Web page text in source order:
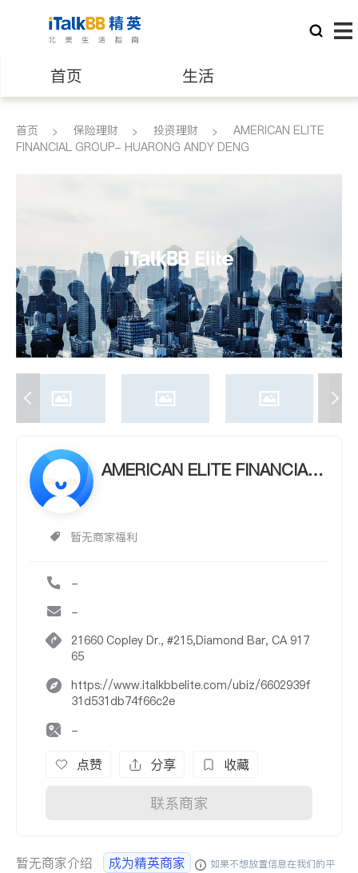
首页 生活
医生 律师
养老 非盈利组织
首页 保险理财 投资理财
AMERICAN ELITE
FINANCIAL GROUP- HUARONG ANDY DENG
AMERICAN ELITE FINANCIAL
暂无商家福利
-
-
21660 Copley Dr., #215,Diamond Bar, CA 917
65
https://www.italkbbelite.com/ubiz/6602939f
31d531db74f66c2e
-
点赞 分享 收藏
联系商家
暂无商家介绍 成为精英商家
如果不想放置信息在我们的平